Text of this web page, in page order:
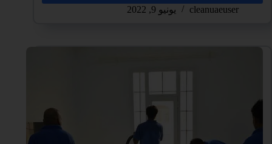
cleanuaeuser يونيو 9, 2022